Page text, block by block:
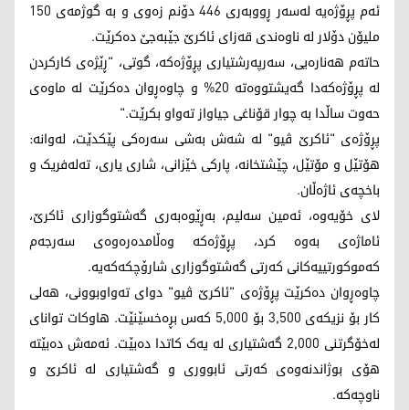
ئەم پڕۆژەیە لەسەر ڕووبەری 446 دۆنم زەوی و بە گوژمەی 150
ملیۆن دۆلار لە ناوەندی قەزای ئاکرێ جێبەجێ دەکرێت.
حاتەم هەنارەیی، سەرپەرشتیاری پڕۆژەکە، گوتی، "ڕێژەی کارکردن
لە پڕۆژەکەدا گەیشتووەتە 20% و چاوەڕوان دەکرێت لە ماوەی
حەوت ساڵدا بە چوار قۆناغی جیاواز تەواو بکرێت."
پڕۆژەی "ئاکرێ ڤیو" لە شەش بەشی سەرەکی پێکدێت، لەوانە:
هۆتێل و مۆتێل، چێشتخانە، پارکی خێزانی، شاری یاری، تەلەفریک و
باخچەی ئاژەڵان.
لای خۆیەوە، ئەمین سەلیم، بەڕێوەبەری گەشتوگوزاری ئاکرێ،
ئاماژەی بەوە کرد، پڕۆژەکە وەڵامدەرەوەی سەرجەم
کەموکورتییەکانی کەرتی گەشتوگوزاری شارۆچکەکەیە.
چاوەڕوان دەکرێت پڕۆژەی "ئاکرێ ڤیو" دوای تەواوبوونی، هەلی
کار بۆ نزیکەی 3,500 بۆ 5,000 کەس بڕەخسێنێت. هاوکات توانای
لەخۆگرتنی 2,000 گەشتیاری لە یەک کاتدا دەبێت. ئەمەش دەبێتە
هۆی بوژاندنەوەی کەرتی ئابووری و گەشتیاری لە ئاکرێ و
ناوچەکە.